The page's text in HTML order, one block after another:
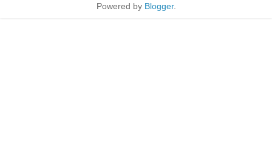
Powered by Blogger.